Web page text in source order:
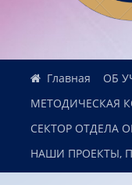
ОБ
МЕТОДИЧЕСКАЯ
СЕКТОР ОТДЕЛА
НАШИ ПРОЕКТЫ,